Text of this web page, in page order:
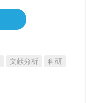
文献分析 科研